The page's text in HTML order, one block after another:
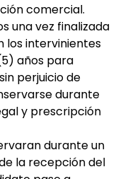
comercial.
una vez finalizada
los intervinientes
años para
perjuicio de
durante
y prescripción
durante un
la recepción del